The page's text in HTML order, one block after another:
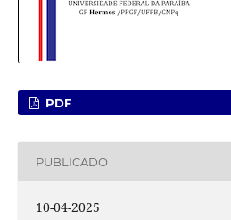
PDF
PUBLICADO
10-04-2025